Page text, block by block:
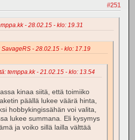
#251
- 28.02.15 - klo: 19.31
- 28.02.15 - klo: 17.19
temppa.kk - 21.02.15 - klo: 13.54
kinaa siitä, että toimiiko
päällä lukee väärä hinta,
hobbykingissähän voi valita,
lukee summana. Eli kysymys
ja voiko sillä lailla välttää